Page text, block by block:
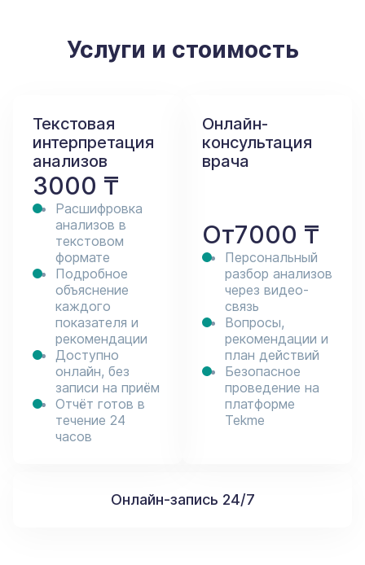
Услуги и стоимость
Текстовая
интерпретация
анализов
3000 ₸
Расшифровка
анализов в
текстовом
формате
Подробное
объяснение
каждого
показателя и
рекомендации
Доступно
онлайн, без
записи на приём
Отчёт готов в
течение 24
часов
Онлайн-
консультация
врача
От7000 ₸
Персональный
разбор анализов
через видео-
связь
Вопросы,
рекомендации и
план действий
Безопасное
проведение на
платформе
Tekme
Онлайн-запись 24/7